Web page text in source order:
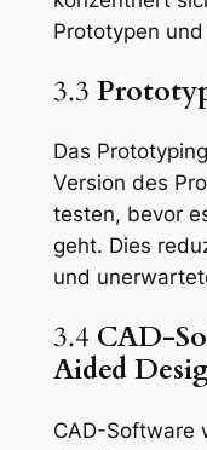
Prototypen
3.3
Das
Version des
testen, bevor
geht. Dies
und
3.4 CAD-
Aided
CAD-Software